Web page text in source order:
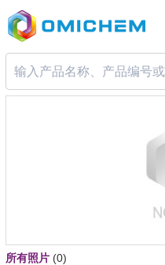
所有照片 (0)